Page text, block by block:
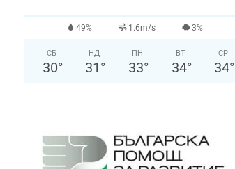
49% 1.6m/s 3%
СБ
30°
НД
31 °
ПН
33°
ВТ
34°
СР
34°